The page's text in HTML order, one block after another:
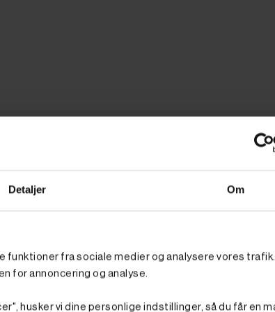
Detaljer Om
funktioner fra sociale medier og analysere vores
for annoncering og analyse.
husker vi dine personlige indstillinger, så du får en
med en græsopsamler. Med en
hvor eksempelvis græs og blade har tendens til